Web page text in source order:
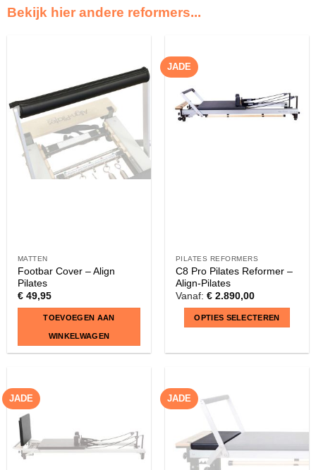
Bekijk hier andere reformers...
MATTEN
Footbar Cover – Align
Pilates
€49,95
TOEVOEGEN AAN
WINKELWAGEN
JADE
PILATES REFORMERS
C8 Pro Pilates Reformer –
Align-Pilates
Vanaf: €2.890,00
OPTIES SELECTEREN
heeft
meerdere
Deze
optie
kan
JADE JADE